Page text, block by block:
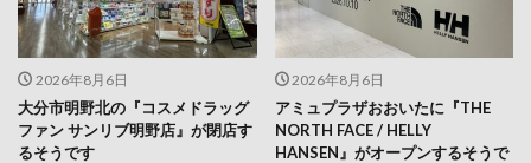
2026年8月6日
大分市明野北の『コスメドラッグ
ファン サンリブ明野店』が閉店す
るそうです
2026年8月6日
アミュプラザおおいたに『THE
NORTH FACE / HELLY
HANSEN』がオープンするそうで